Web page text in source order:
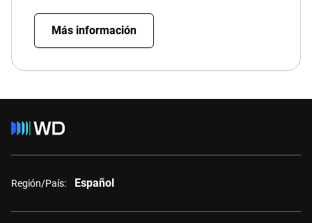
Más información
Región/País: Español